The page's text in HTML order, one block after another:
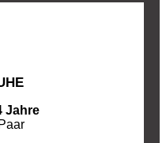
Jahre